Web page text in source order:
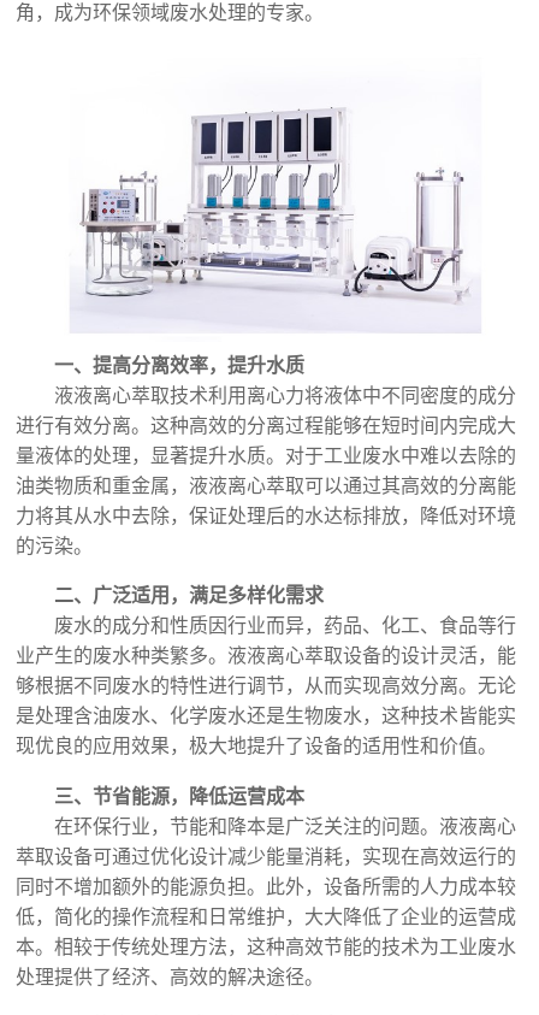
角，成为环保领域废水处理的专家。
一、提高分离效率，提升水质
液液离心萃取技术利用离心力将液体中不同密度的成分
进行有效分离。这种高效的分离过程能够在短时间内完成大
量液体的处理，显著提升水质。对于工业废水中难以去除的
油类物质和重金属，液液离心萃取可以通过其高效的分离能
力将其从水中去除，保证处理后的水达标排放，降低对环境
的污染。
二、广泛适用，满足多样化需求
废水的成分和性质因行业而异，药品、化工、食品等行
业产生的废水种类繁多。液液离心萃取设备的设计灵活，能
够根据不同废水的特性进行调节，从而实现高效分离。无论
是处理含油废水、化学废水还是生物废水，这种技术皆能实
现优良的应用效果，极大地提升了设备的适用性和价值。
三、节省能源，降低运营成本
在环保行业，节能和降本是广泛关注的问题。液液离心
萃取设备可通过优化设计减少能量消耗，实现在高效运行的
同时不增加额外的能源负担。此外，设备所需的人力成本较
低，简化的操作流程和日常维护，大大降低了企业的运营成
本。相较于传统处理方法，这种高效节能的技术为工业废水
处理提供了经济、高效的解决途径。